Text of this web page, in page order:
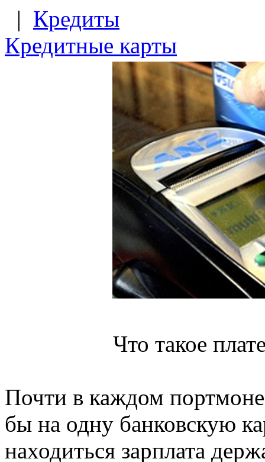
| Кредиты
Кредитные карты
Что такое
Почти в каждом
бы на одну банковскую
находиться зарплата